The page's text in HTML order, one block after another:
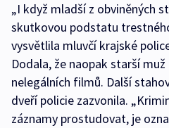
„I když mladší z obviněných
skutkovou podstatu
vysvětlila mluvčí krajské
Dodala, že naopak starší
nelegálních filmů. Další
dveří policie zazvonila.
záznamy prostudovat, je